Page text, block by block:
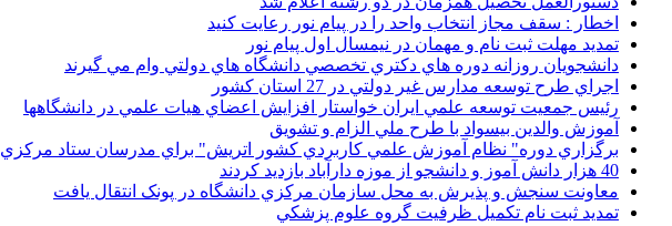
اخطار : سقف مجاز انتخاب واحد را در پیام نور رعایت کنید
تمدید مهلت ثبت نام و مهمان در نیمسال اول پیام نور
دانشجويان روزانه دوره هاي دكتري تخصصي دانشگاه هاي دولتي وام مي گيرند
اجراي طرح توسعه مدارس غير دولتي در 27 استان کشور
رئيس جمعيت توسعه علمي ايران خواستار افزايش اعضاي هيات علمي در دانشگاهها
آموزش والدين بيسواد با طرح ملي الزام و تشويق
برگزاري دوره" نظام آموزش علمي كاربردي كشور اتريش" براي مدرسان ستاد مرکزي
40 هزار دانش آموز و دانشجو از موزه دارآباد بازديد کردند
معاونت سنجش و پذيرش به محل سازمان مرکزي دانشگاه در پونک انتقال يافت
تمديد ثبت نام تکميل ظرفيت گروه علوم پزشکي